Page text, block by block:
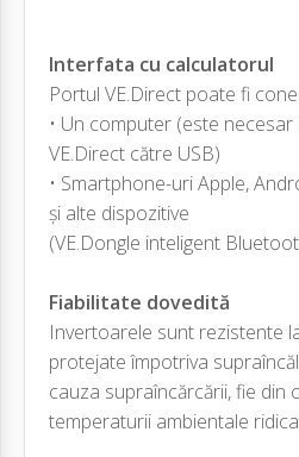
Interfata cu calculatorul
Portul VE.Direct poate fi
• Un computer (este
VE.Direct către USB)
• Smartphone-uri Apple,
și alte dispozitive
(VE.Dongle inteligent
Fiabilitate dovedită
Invertoarele sunt rezistente
protejate împotriva
cauza supraîncărcării, fie din
temperaturii ambientale